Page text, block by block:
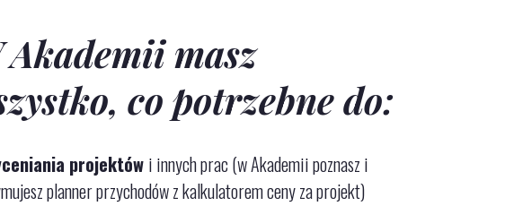
Akademii masz
co potrzebne do:
projektówi innych prac (w Akademii poznasz i
planner przychodów z kalkulatorem ceny za projekt)